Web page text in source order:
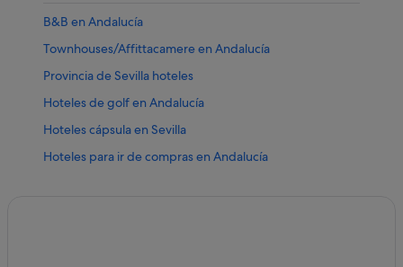
B&B en Andalucía
Townhouses/Affittacamere en Andalucía
Provincia de Sevilla hoteles
Hoteles de golf en Andalucía
Hoteles cápsula en Sevilla
Hoteles para ir de compras en Andalucía